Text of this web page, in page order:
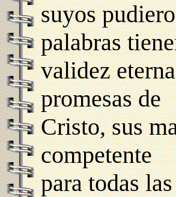
suyos
palabras
validez
promesas de
Cristo, sus
competente
para todas